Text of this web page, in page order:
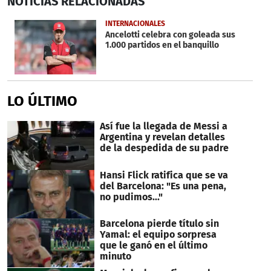
1
minute,
2
seconds
INTERNACIONALES
Ancelotti celebra con goleada sus
1.000 partidos en el banquillo
LO ÚLTIMO
Así fue la llegada de Messi a
Argentina y revelan detalles
de la despedida de su padre
Hansi Flick ratifica que se va
del Barcelona: "Es una pena,
no pudimos..."
Barcelona pierde título sin
Yamal: el equipo sorpresa
que le ganó en el último
minuto